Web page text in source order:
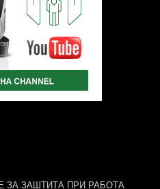
ЗА ЗАШТИТА ПРИ РАБОТА